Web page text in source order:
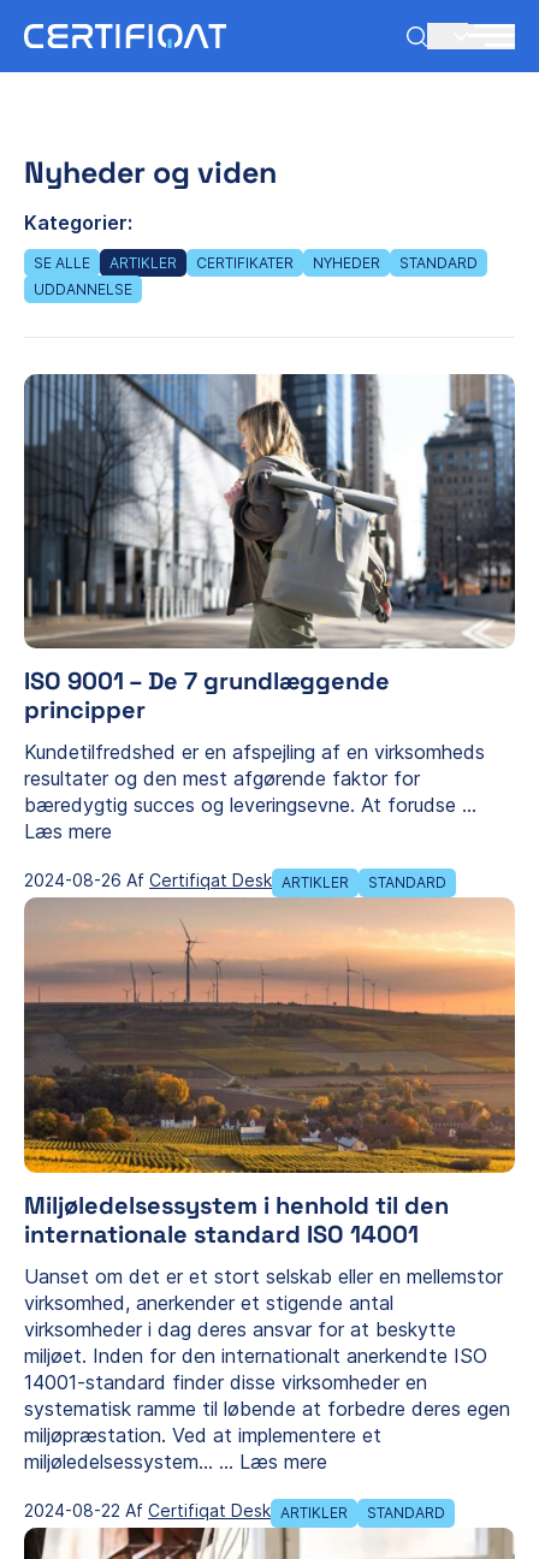
Nyheder og viden
Kategorier:
SE ALLE ARTIKLER CERTIFIKATER NYHEDER
STANDARD
UDDANNELSE
ISO 9001 – De 7 grundlæggende
principper
Kundetilfredshed er en afspejling af en virksomheds
resultater og den mest afgørende faktor for
bæredygtig succes og leveringsevne. At forudse ...
Læs mere
2024-08-26 Af Certifiqat Desk ARTIKLER STANDARD
Miljøledelsessystem i henhold til den
internationale standard ISO 14001
Uanset om det er et stort selskab eller en mellemstor
virksomhed, anerkender et stigende antal
virksomheder i dag deres ansvar for at beskytte
miljøet. Inden for den internationalt anerkendte ISO
14001-standard finder disse virksomheder en
systematisk ramme til løbende at forbedre deres egen
miljøpræstation. Ved at implementere et
miljøledelsessystem… ... Læs mere
2024-08-22 Af Certifiqat Desk ARTIKLER STANDARD